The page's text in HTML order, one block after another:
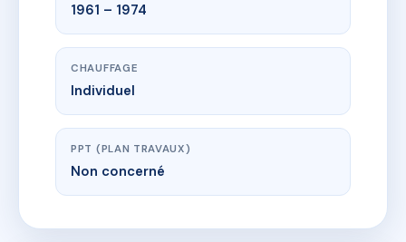
1961 – 1974
CHAUFFAGE
Individuel
PPT (PLAN TRAVAUX)
Non concerné